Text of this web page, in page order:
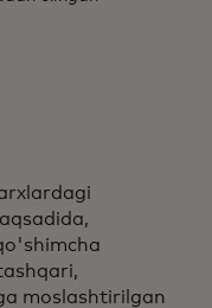
moslashtirilgan